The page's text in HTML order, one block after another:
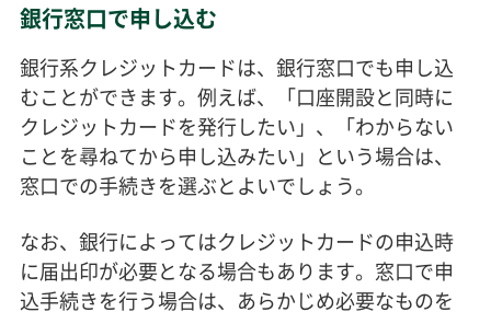
銀行窓口で申し込む
銀行系クレジットカードは、銀行窓口でも申し込
むことができます。例えば、「口座開設と同時に
クレジットカードを発行したい」、「わからない
ことを尋ねてから申し込みたい」という場合は、
窓口での手続きを選ぶとよいでしょう。
なお、銀行によってはクレジットカードの申込時
に届出印が必要となる場合もあります。窓口で申
込手続きを行う場合は、あらかじめ必要なものを